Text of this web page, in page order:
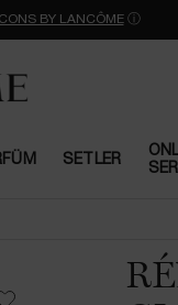
BY LANCÔME ⓘ
SETLER